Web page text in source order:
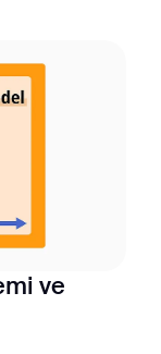
ve